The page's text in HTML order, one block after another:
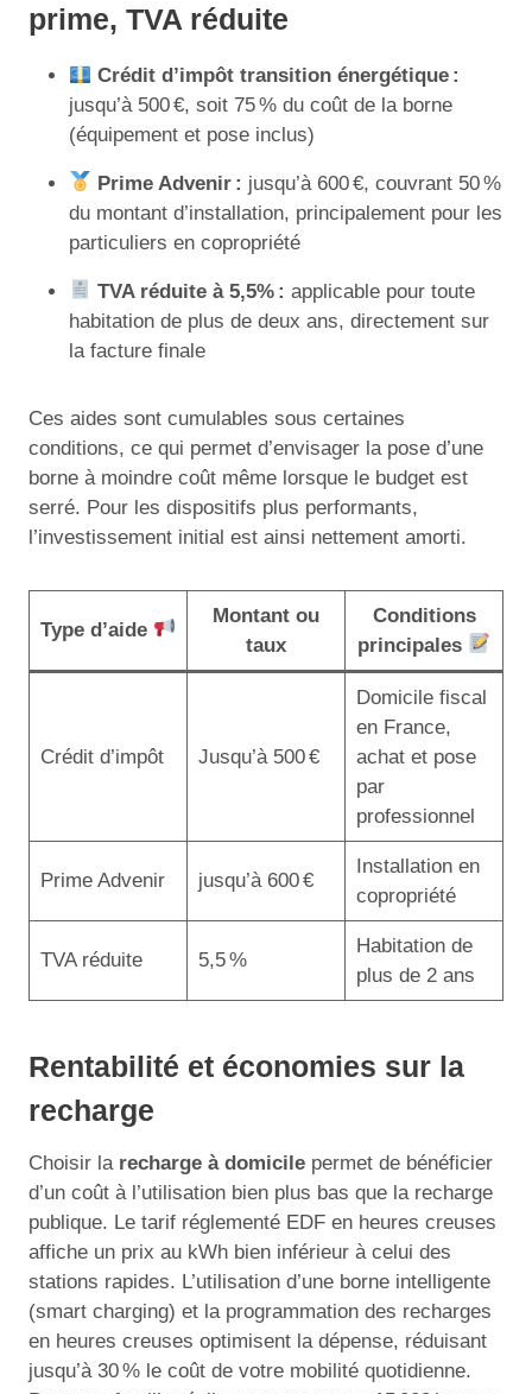
prime, TVA réduite
Crédit d’impôt transition énergétique :
jusqu’à 500 €, soit 75 % du coût de la borne
(équipement et pose inclus)
Prime Advenir : jusqu’à 600 €, couvrant 50 %
du montant d’installation, principalement pour les
particuliers en copropriété
TVA réduite à 5,5% : applicable pour toute
habitation de plus de deux ans, directement sur
la facture finale
Ces aides sont cumulables sous certaines
conditions, ce qui permet d’envisager la pose d’une
borne à moindre coût même lorsque le budget est
serré. Pour les dispositifs plus performants,
l’investissement initial est ainsi nettement amorti.
Type d’aide
Montant ou
taux
Conditions
principales
Crédit d’impôt Jusqu’à 500 €
Domicile fiscal
en France,
achat et pose
par
professionnel
Prime Advenir jusqu’à 600 €
Installation en
copropriété
TVA réduite 5,5 %
Habitation de
plus de 2 ans
Rentabilité et économies sur la
recharge
Choisir la recharge à domicile permet de bénéficier
d’un coût à l’utilisation bien plus bas que la recharge
publique. Le tarif réglementé EDF en heures creuses
affiche un prix au kWh bien inférieur à celui des
stations rapides. L’utilisation d’une borne intelligente
(smart charging) et la programmation des recharges
en heures creuses optimisent la dépense, réduisant
jusqu’à 30 % le coût de votre mobilité quotidienne.